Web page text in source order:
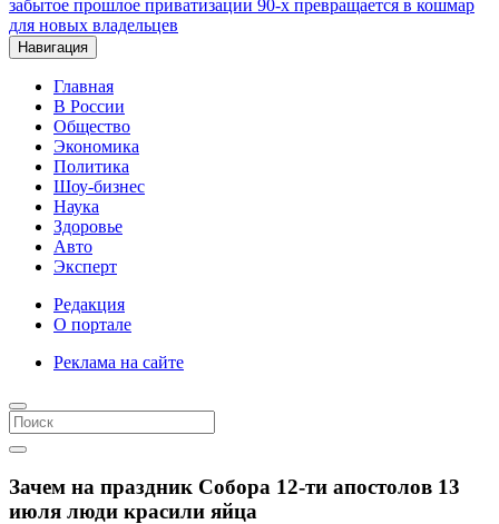
забытое прошлое приватизации 90-х превращается в кошмар
для новых владельцев
Навигация
Главная
В России
Общество
Экономика
Политика
Шоу-бизнес
Наука
Здоровье
Авто
Эксперт
Редакция
О портале
Реклама на сайте
Зачем на праздник Собора 12-ти апостолов 13
июля люди красили яйца